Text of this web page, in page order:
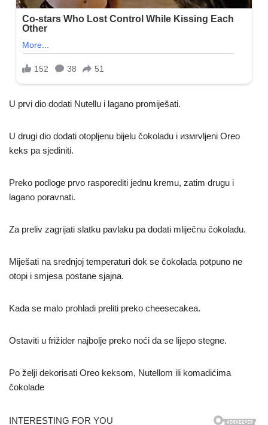
U prvi dio dodati Nutellu i lagano promiješati.
U drugi dio dodati otopljenu bijelu čokoladu i измrvljeni Oreo
keks pa sjediniti.
Preko podloge prvo rasporediti jednu kremu, zatim drugu i
lagano poravnati.
Za preliv zagrijati slatku pavlaku pa dodati mliječnu čokoladu.
Miješati na srednjoj temperaturi dok se čokolada potpuno ne
otopi i smjesa postane sjajna.
Kada se malo prohladi preliti preko cheesecakea.
Ostaviti u frižider najbolje preko noći da se lijepo stegne.
Po želji dekorisati Oreo keksom, Nutellom ili komadićima
čokolade